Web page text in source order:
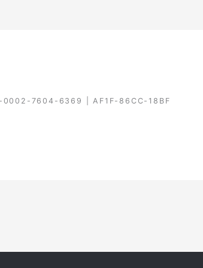
0002-7604-6369 AF1F-86CC-18BF